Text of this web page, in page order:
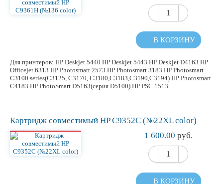
В КОРЗИНУ
Для принтеров: HP Deskjet 5440 HP Deskjet 5443 HP Deskjet D4163 HP
Officejet 6313 HP Photosmart 2573 HP Photosmart 3183 HP Photosmart
C3100 series(C3125, C3170, C3180,C3183,C3190,C3194) HP Photosmart
C4183 HP PhotoSmart D5163(серия D5100) HP PSC 1513
Картридж совместимый HP C9352C (№22XL color)
1 600.00 руб.
В КОРЗИНУ